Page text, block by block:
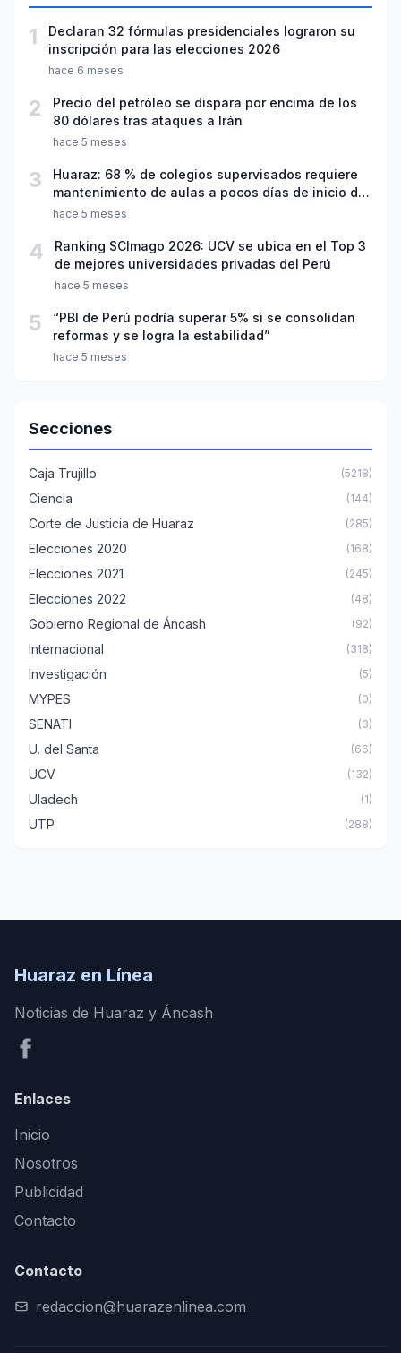
1
Declaran 32 fórmulas presidenciales lograron su
inscripción para las elecciones 2026
hace 6 meses
2
Precio del petróleo se dispara por encima de los
80 dólares tras ataques a Irán
hace 5 meses
3
Huaraz: 68 % de colegios supervisados requiere
mantenimiento de aulas a pocos días de inicio del
año escolar 2026
hace 5 meses
4
Ranking SCImago 2026: UCV se ubica en el Top 3
de mejores universidades privadas del Perú
hace 5 meses
5
“PBI de Perú podría superar 5% si se consolidan
reformas y se logra la estabilidad”
hace 5 meses
Secciones
Caja Trujillo (5218)
Ciencia (144)
Corte de Justicia de Huaraz (285)
Elecciones 2020 (168)
Elecciones 2021 (245)
Elecciones 2022 (48)
Gobierno Regional de Áncash (92)
Internacional (318)
Investigación (5)
MYPES (0)
SENATI (3)
U. del Santa (66)
UCV (132)
Uladech (1)
UTP (288)
Huaraz en Línea
Noticias de Huaraz y Áncash
Enlaces
Inicio
Nosotros
Publicidad
Contacto
Contacto
redaccion@huarazenlinea.com